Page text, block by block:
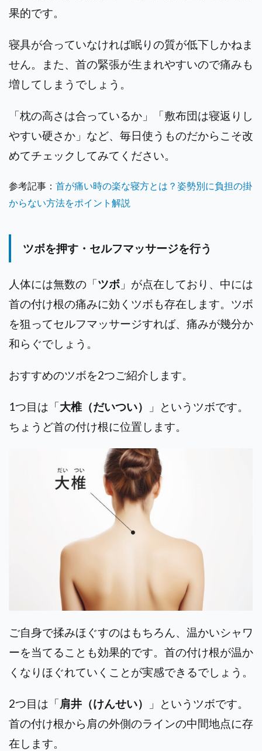
果的です。
寝具が合っていなければ眠りの質が低下しかねま
せん。また、首の緊張が生まれやすいので痛みも
増してしまうでしょう。
「枕の高さは合っているか」「敷布団は寝返りし
やすい硬さか」など、毎日使うものだからこそ改
めてチェックしてみてください。
参考記事： 首が痛い時の楽な寝方とは？姿勢別に負担の掛
からない方法をポイント解説
ツボを押す・セルフマッサージを行う
人体には無数の「ツボ 」が点在しており、中には
首の付け根の痛みに効くツボも存在します。ツボ
を狙ってセルフマッサージすれば、痛みが幾分か
和らぐでしょう。
おすすめのツボを2つご紹介します。
1つ目は「大椎（だいつい）
」というツボです。
ちょうど首の付け根に位置します。
ご自身で揉みほぐすのはもちろん、温かいシャワ
ーを当てることも効果的です。首の付け根が温か
くなりほぐれていくことが実感できるでしょう。
2つ目は「肩井（けんせい）
」というツボです。
首の付け根から肩の外側のラインの中間地点に存
在します。